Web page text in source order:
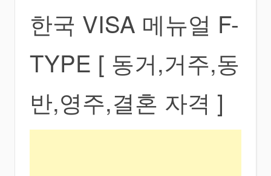
한국 VISA 메뉴얼 F-
TYPE [ 동거,거주,동
반,영주,결혼 자격 ]